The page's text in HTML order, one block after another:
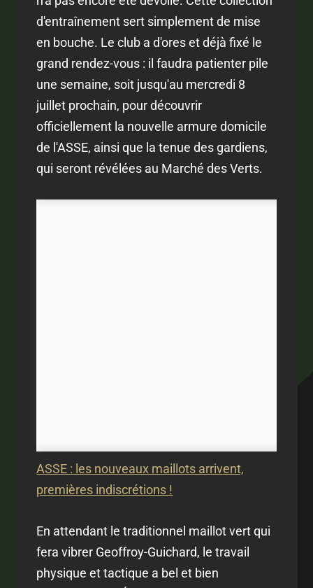
d'entraînement sert simplement de mise
en bouche. Le club a d'ores et déjà fixé le
grand rendez-vous : il faudra patienter pile
une semaine, soit jusqu'au mercredi 8
juillet prochain, pour découvrir
officiellement la nouvelle armure domicile
de l'ASSE, ainsi que la tenue des gardiens,
qui seront révélées au Marché des Verts.
ASSE : les nouveaux maillots arrivent,
premières indiscrétions !
En attendant le traditionnel maillot vert qui
fera vibrer Geoffroy-Guichard, le travail
physique et tactique a bel et bien